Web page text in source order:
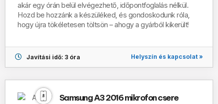
akár egy órán belül elvégezhető, időpontfoglalás nélkül.
Hozd be hozzánk a készüléked, és gondoskodunk róla,
hogy újra tökéletesen töltsön – ahogy a gyárból kikerült!
Javítási idő: 3 óra Helyszín és kapcsolat »
Samsung A3 2016 mikrofon csere